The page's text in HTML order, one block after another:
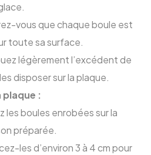
vous que chaque boule est
toute sa surface.
légèrement l’excédent de
disposer sur la plaque.
:
les boules enrobées sur la
préparée.
les d’environ 3 à 4 cm pour